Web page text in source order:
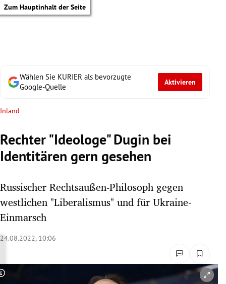
Zum Hauptinhalt der Seite
Untermenü
Untermenü
Wählen Sie KURIER als bevorzugte
Google-Quelle
Aktivieren
Inland
Rechter "Ideologe" Dugin bei
Identitären gern gesehen
Russischer Rechtsaußen-Philosoph gegen
westlichen "Liberalismus" und für Ukraine-
Einmarsch
24.08.2022, 10:06
Copyright-Hinweis öffnen/schließen